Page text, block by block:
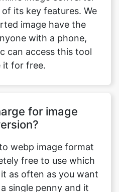
can access this tool
it for free.
for image
free to use which
as often as you want
single penny and it
Our free
tool can be used
For using this